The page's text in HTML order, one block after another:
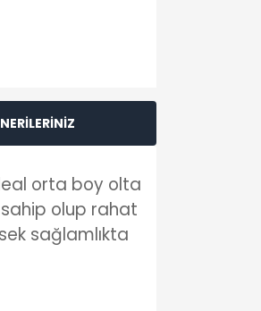
orta boy olta
sahip olup rahat
sağlamlıkta